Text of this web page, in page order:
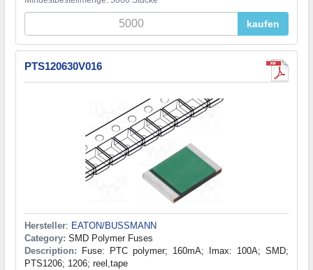
kaufen
PTS120630V016
Hersteller: EATON/BUSSMANN
Category: SMD Polymer Fuses
Description: Fuse: PTC polymer; 160mA; Imax: 100A; SMD;
PTS1206; 1206; reel,tape